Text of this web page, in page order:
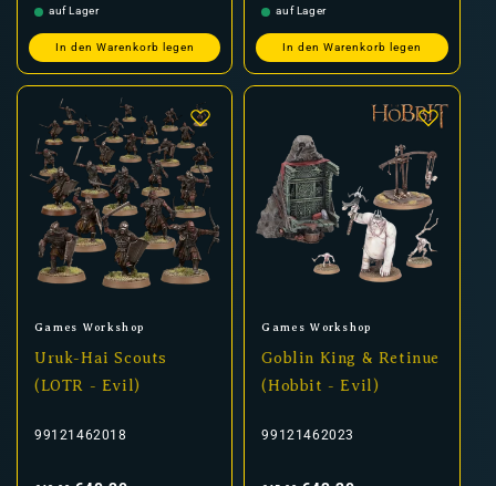
auf Lager
In den Warenkorb legen
auf Lager
In den Warenkorb legen
Anbieter:
Games Workshop
Uruk-Hai Scouts
(LOTR - Evil)
99121462018
Anbieter:
Games Workshop
Goblin King & Retinue
(Hobbit - Evil)
99121462023